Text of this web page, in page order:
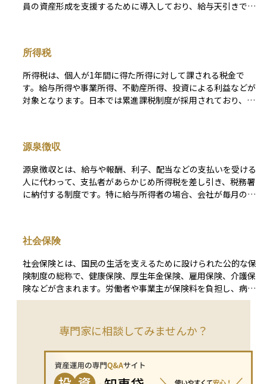
員の資産形成を支援するために導入しており、給与天引きで少
価上昇の恩恵を受ける機会がある一方、株価下落のリスクも伴
います。また、企業側にとっては従業員の経営参画意識を高め
るメリットがあります。持株会の制度は企業ごとに異なり、加
入条件や奨励金の有無、売却の制限などが定められています。
長期的な資産形成の一環として活用されることが多く、日本企
所得税
所得税は、個人が1年間に得た所得に対して課される税金で
す。給与所得や事業所得、不動産所得、投資による利益などが
対象となります。日本では累進課税制度が採用されており、所
除などを活用することで課税所得を減らし、税負担を軽減でき
ます。
源泉徴収
源泉徴収とは、給与や報酬、利子、配当などの支払いを受ける
人に代わって、支払者があらかじめ所得税を差し引き、税務署
に納付する制度です。特に給与所得者の場合、会社が毎月の給
完了するケースが多くなります。ただし、個人事業主や一定の
副収入がある人は、源泉徴収された金額を基に確定申告が必要
になることがあります。 また、配当金や利子の源泉徴収税率
は原則20.315%（所得税15.315%＋住民税5%）ですが、金融
商品によって異なる場合があるため、事前に確認が必要です。
社会保険
社会保険とは、国民の生活を支えるために設けられた公的な保
険制度の総称で、健康保険、厚生年金保険、雇用保険、介護保
険などが含まれます。労働者や事業主が保険料を負担し、病気
や高齢による収入減少、失業時の経済的支援を受けることがで
用においては「公的保障の不足分をどのように補うか」を考え
る前提となる存在です。
専門家に相談してみませんか？